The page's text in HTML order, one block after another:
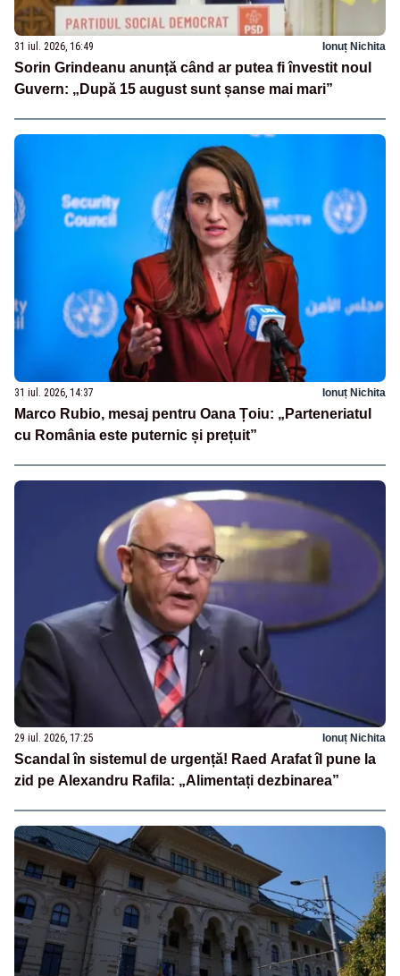
31 iul. 2026, 16:49 Ionuț Nichita
Sorin Grindeanu anunță când ar putea fi învestit noul
Guvern: „După 15 august sunt șanse mai mari”
31 iul. 2026, 14:37 Ionuț Nichita
Marco Rubio, mesaj pentru Oana Țoiu: „Parteneriatul
cu România este puternic și prețuit”
29 iul. 2026, 17:25 Ionuț Nichita
Scandal în sistemul de urgență! Raed Arafat îl pune la
zid pe Alexandru Rafila: „Alimentați dezbinarea”